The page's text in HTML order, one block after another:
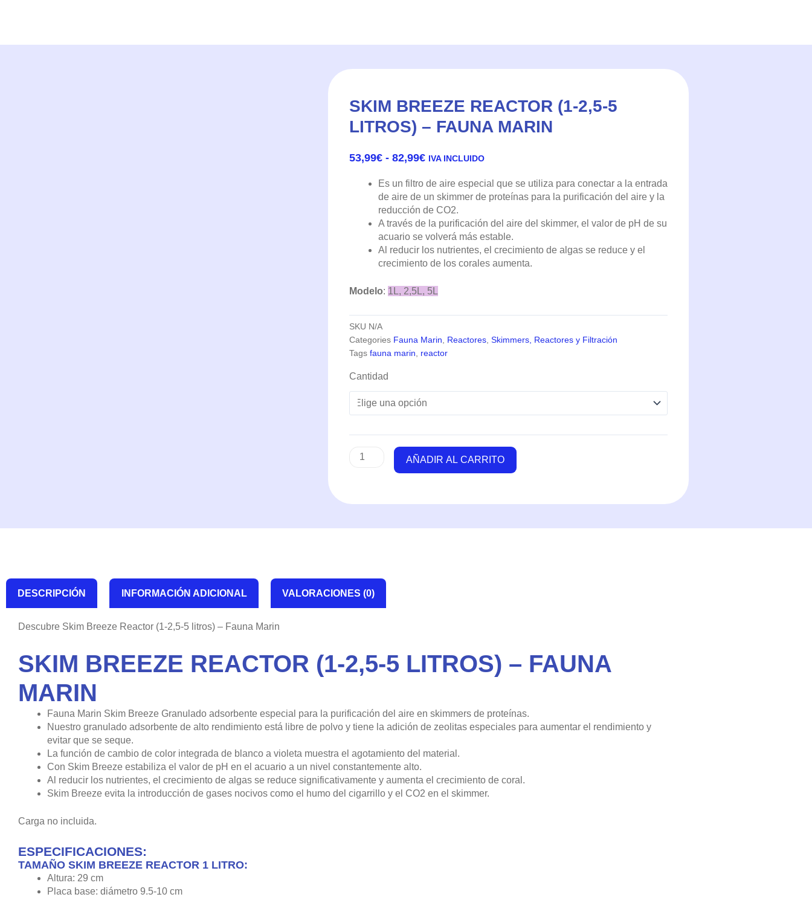
SKIM BREEZE REACTOR (1-2,5-5
LITROS) – FAUNA MARIN
53,99€ - 82,99€DE
PRECIOS:
DESDE
53,99€
HASTA
82,99€
IVA INCLUIDO
Es un filtro de aire especial que se utiliza para conectar a la entrada
de aire de un skimmer de proteínas para la purificación del aire y la
reducción de CO2.
A través de la purificación del aire del skimmer, el valor de pH de su
acuario se volverá más estable.
Al reducir los nutrientes, el crecimiento de algas se reduce y el
crecimiento de los corales aumenta.
Modelo: 1L, 2,5L, 5L
SKU N/A
Categories Fauna Marin Reactores Skimmers, Reactores y Filtración
Tags fauna marin reactor
Cantidad
Skim
Reactor
(1-
litros)
cantidad
AÑADIR AL CARRITO
DESCRIPCIÓN INFORMACIÓN ADICIONAL VALORACIONES (0)
Descubre Skim Breeze Reactor (1-2,5-5 litros) – Fauna Marin
SKIM BREEZE REACTOR (1-2,5-5 LITROS) – FAUNA
MARIN
Fauna Marin Skim Breeze Granulado adsorbente especial para la purificación del aire en skimmers de proteínas.
Nuestro granulado adsorbente de alto rendimiento está libre de polvo y tiene la adición de zeolitas especiales para aumentar el rendimiento y
evitar que se seque.
La función de cambio de color integrada de blanco a violeta muestra el agotamiento del material.
Con Skim Breeze estabiliza el valor de pH en el acuario a un nivel constantemente alto.
Al reducir los nutrientes, el crecimiento de algas se reduce significativamente y aumenta el crecimiento de coral.
Skim Breeze evita la introducción de gases nocivos como el humo del cigarrillo y el CO2 en el skimmer.
Carga no incluida.
ESPECIFICACIONES:
TAMAÑO SKIM BREEZE REACTOR 1 LITRO:
Altura: 29 cm
Placa base: diámetro 9.5-10 cm